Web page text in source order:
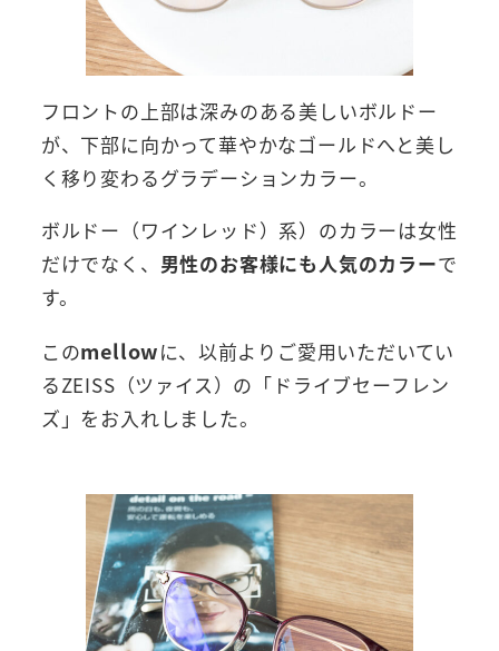
フロントの上部は深みのある美しいボルドー
が、下部に向かって華やかなゴールドへと美し
く移り変わるグラデーションカラー。
ボルドー（ワインレッド）系）のカラーは女性
だけでなく、 男性のお客様にも人気のカラーで
す。
このmellowに、以前よりご愛用いただいてい
るZEISS（ツァイス）の「ドライブセーフレン
ズ」をお入れしました。